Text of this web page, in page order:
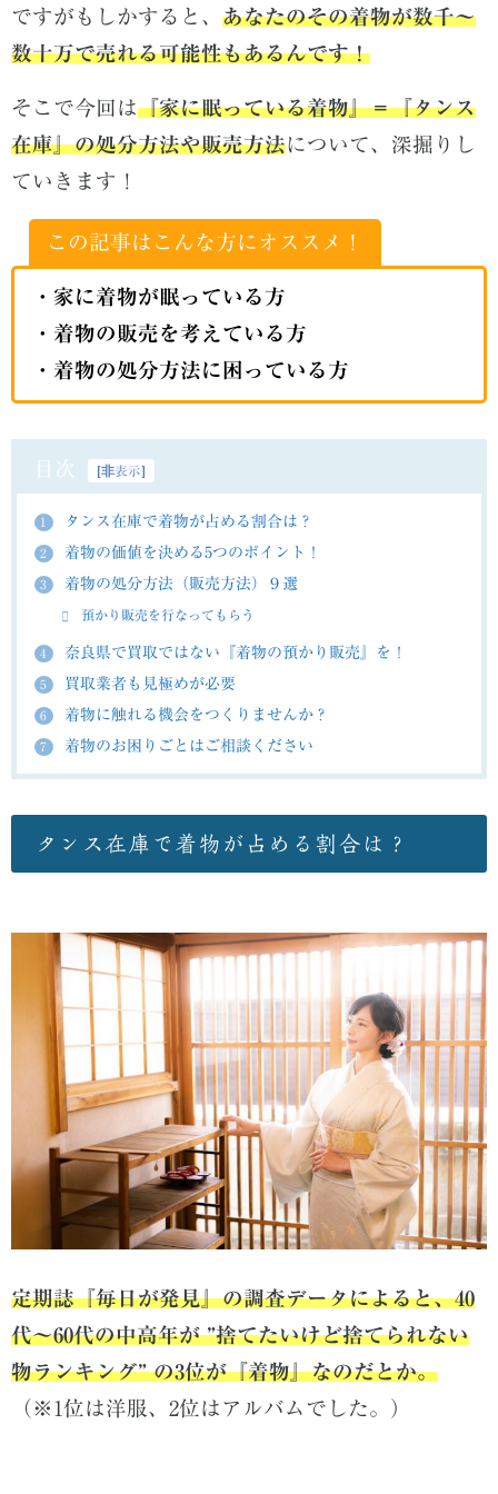
ですがもしかすると、 あなたのその着物が数千～
数十万で売れる可能性もあるんです！
そこで今回は『家に眠っている着物』＝『タンス
在庫』の処分方法や販売方法について、深掘りし
ていきます！
この記事はこんな方にオススメ！
・ 家に着物が眠っている方
・ 着物の販売を考えている方
・ 着物の処分方法に困っている方
目次 非表示
1 タンス在庫で着物が占める割合は？
2 着物の価値を決める5つのポイント！
3 着物の処分方法（販売方法）９選
預かり販売を行なってもらう
4 奈良県で買取ではない『着物の預かり販売』を！
5 買取業者も見極めが必要
6 着物に触れる機会をつくりませんか？
7 着物のお困りごとはご相談ください
タンス在庫で着物が占める割合は？
定期誌『毎日が発見』の調査データによると、40
代～60代の中高年が”捨てたいけど捨てられない
物ランキング”の3位が『着物』なのだとか。
（※ 1位は洋服、2位はアルバムでした。）